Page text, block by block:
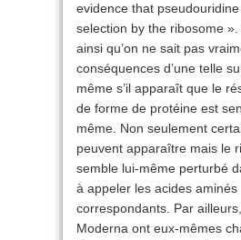
evidence that
selection by the ribosome ».
ainsi qu’on ne sait pas
conséquences d’une telle
même s’il apparaît que le
de forme de protéine est
même. Non seulement
peuvent apparaître mais le
semble lui-même perturbé
à appeler les acides aminés
correspondants. Par
Moderna ont eux-mêmes